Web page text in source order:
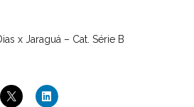
x Jaraguá – Cat. Série B